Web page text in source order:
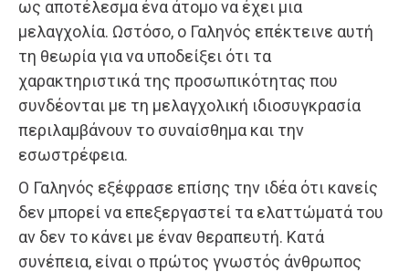
ως αποτέλεσμα ένα άτομο να έχει μια
μελαγχολία. Ωστόσο, ο Γαληνός επέκτεινε αυτή
τη θεωρία για να υποδείξει ότι τα
χαρακτηριστικά της προσωπικότητας που
συνδέονται με τη μελαγχολική ιδιοσυγκρασία
περιλαμβάνουν το συναίσθημα και την
εσωστρέφεια.
Ο Γαληνός εξέφρασε επίσης την ιδέα ότι κανείς
δεν μπορεί να επεξεργαστεί τα ελαττώματά του
αν δεν το κάνει με έναν θεραπευτή. Κατά
συνέπεια, είναι ο πρώτος γνωστός άνθρωπος